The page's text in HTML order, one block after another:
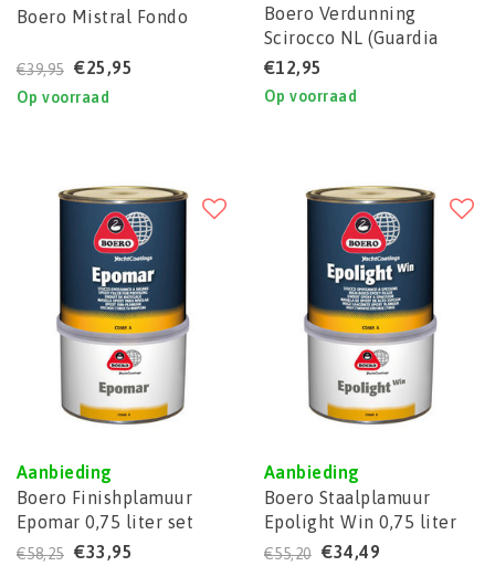
Boero Mistral Fondo
€39,95 €25,95
Op voorraad
Boero Verdunning
Scirocco NL (Guardia
Curpon Plus) voor
antifouling
€12,95
Op voorraad
Aanbieding
Boero Finishplamuur
Epomar 0,75 liter set
€58,25 €33,95
Aanbieding
Boero Staalplamuur
Epolight Win 0,75 liter
set
€55,20 €34,49